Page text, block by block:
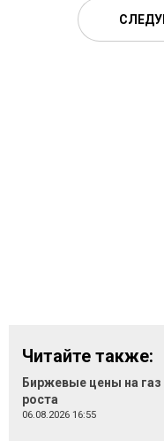
Читайте также:
Биржевые цены на газ
роста
06.08.2026 16:55